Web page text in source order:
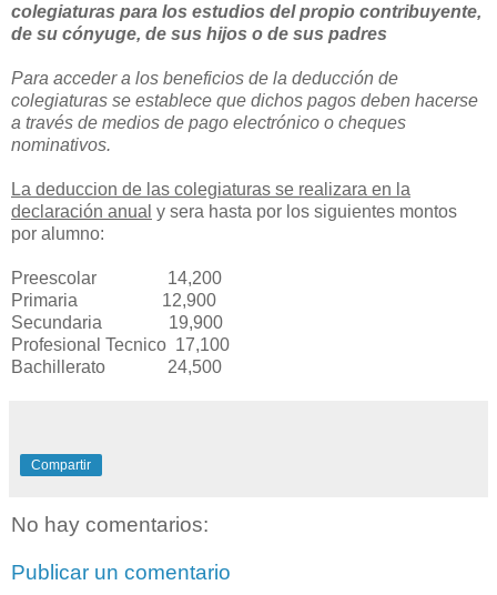
colegiaturas para los estudios del propio contribuyente,
de su cónyuge, de sus hijos o de sus padres
Para acceder a los beneficios de la deducción de
colegiaturas se establece que dichos pagos deben hacerse
a través de medios de pago electrónico o cheques
nominativos.
La deduccion de las colegiaturas se realizara en la
declaración anual y sera hasta por los siguientes montos
por alumno:
Preescolar 14,200
Primaria 12,900
Secundaria 19,900
Profesional Tecnico 17,100
Bachillerato 24,500
Compartir
No hay comentarios:
Publicar un comentario